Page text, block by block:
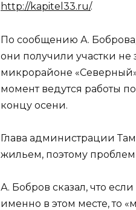
http://kapitel33.ru/.
По сообщению А. Боброва,
они получили участки не
микрорайоне
момент ведутся работы
концу осени.
Глава администрации
жильем, поэтому
А. Бобров сказал, что
именно в этом месте, то